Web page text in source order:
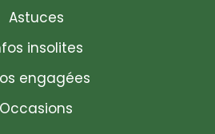
Astuces
insolites
engagées
Occasions